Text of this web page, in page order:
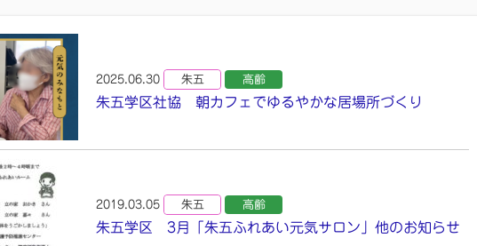
2025.06.30 朱五 高齢
朱五学区社協 朝カフェでゆるやかな居場所づくり
2019.03.05 朱五 高齢
朱五学区 3月「朱五ふれあい元気サロン」他のお知らせ